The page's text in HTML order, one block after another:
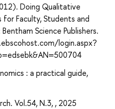
Doing Qualitative
for Faculty, Students and
Science Publishers.
login.aspx?
: a practical guide,
Vol.54, N.3, , 2025